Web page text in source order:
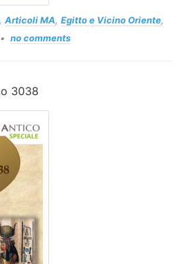
, Articoli MA, Egitto e Vicino Oriente,
no comments
3038